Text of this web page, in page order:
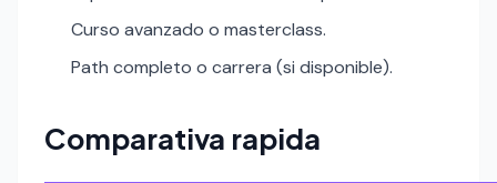
Curso avanzado o masterclass.
Path completo o carrera (si disponible).
Comparativa rapida